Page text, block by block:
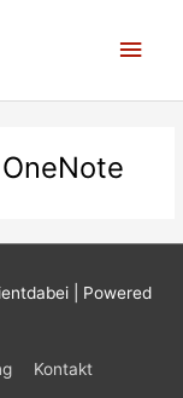
| Powered
Kontakt